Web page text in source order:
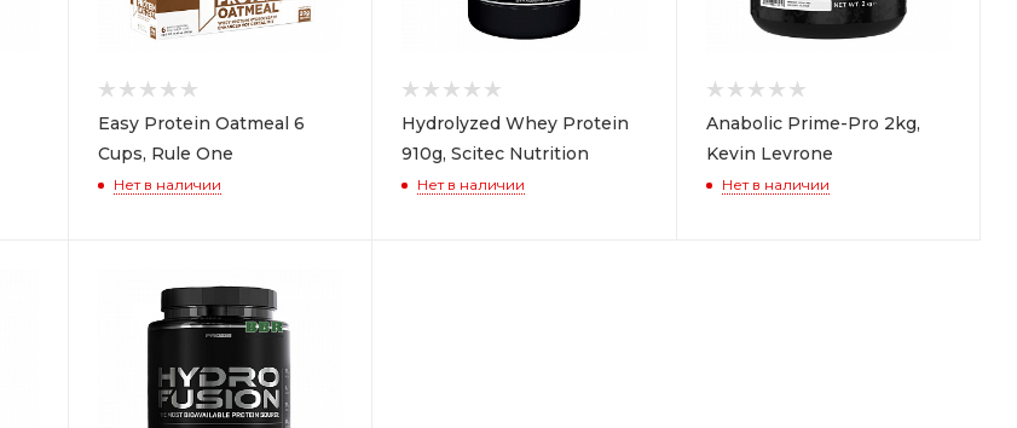
Easy Protein Oatmeal 6
Cups, Rule One
Нет в наличии
Hydrolyzed Whey Protein
910g, Scitec Nutrition
Нет в наличии
Anabolic Prime-Pro 2kg,
Kevin Levrone
Нет в наличии